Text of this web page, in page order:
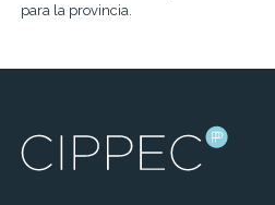
para la provincia.